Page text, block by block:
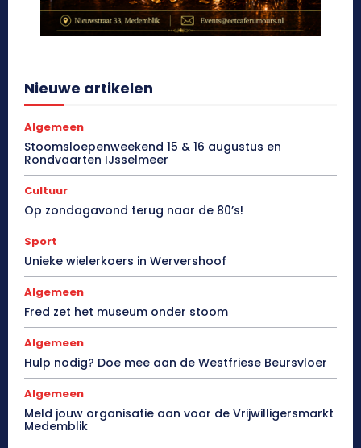
Nieuwe artikelen
Algemeen
Stoomsloepenweekend 15 & 16 augustus en
Rondvaarten IJsselmeer
Cultuur
Op zondagavond terug naar de 80’s!
Sport
Unieke wielerkoers in Wervershoof
Algemeen
Fred zet het museum onder stoom
Algemeen
Hulp nodig? Doe mee aan de Westfriese Beursvloer
Algemeen
Meld jouw organisatie aan voor de Vrijwilligersmarkt
Medemblik